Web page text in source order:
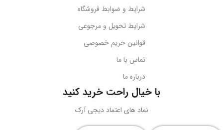
شرایط و ضوابط فروشگاه
شرایط تحویل و مرجوعی
قوانین حریم خصوصی
تماس با ما
درباره ما
با خیال راحت خرید کنید
نماد های اعتماد دیجی آرک